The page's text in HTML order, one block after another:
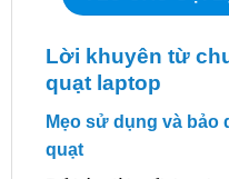
Lời khuyên từ
quạt laptop
Mẹo sử dụng và
quạt